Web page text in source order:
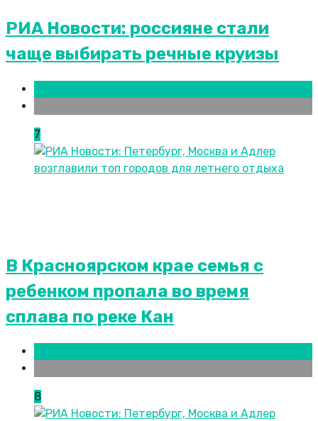
РИА Новости: россияне стали
чаще выбирать речные круизы
7
В Красноярском крае семья с
ребенком пропала во время
сплава по реке Кан
8